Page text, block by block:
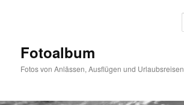
Fotoalbum
Fotos von Anlässen, Ausflügen und Urlaubsreisen